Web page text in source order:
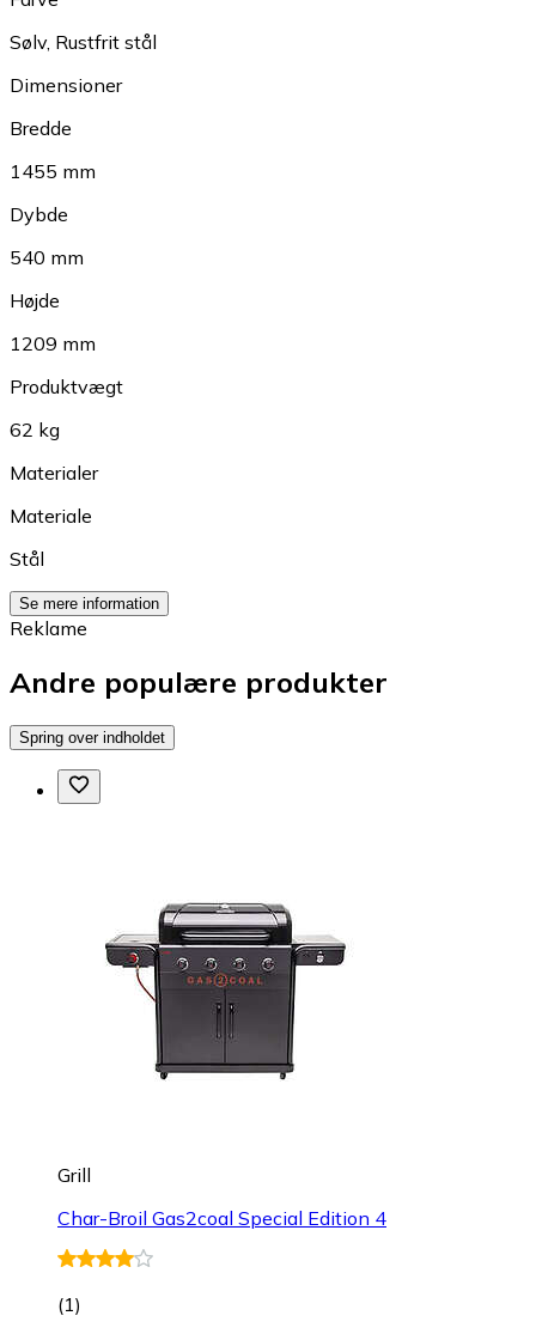
Sølv, Rustfrit stål
Dimensioner
Bredde
1455 mm
Dybde
540 mm
Højde
1209 mm
Produktvægt
62 kg
Materialer
Materiale
Stål
Se mere information
Reklame
Andre populære produkter
Spring over indholdet
Grill
Char-Broil Gas2coal Special Edition 4
(1)